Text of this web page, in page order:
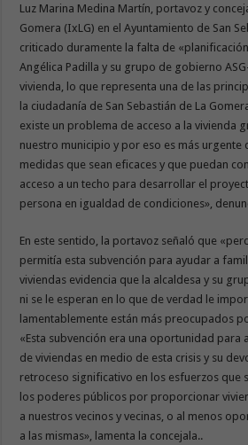
Luz Marina Medina Martín, portavoz y
Gomera (IxLG) en el Ayuntamiento de San
criticado duramente la falta de
Angélica Padilla y su grupo de gobierno
vivienda, lo que representa una de las
la ciudadanía de San Sebastián de La
existe un problema de acceso a la vivienda
nuestro municipio y por eso es más urgente
medidas que sean eficaces y que puedan
acceso a un techo para desarrollar el
persona en igualdad de condiciones»,
En este sentido, la portavoz señaló que
permitía esta subvención para ayudar a
viviendas evidencia que la alcaldesa y su
ni se le esperan en lo que de verdad le
lamentablemente están más preocupados
«Esta subvención era una oportunidad para
de viviendas en medio de esta crisis y su
retroceso significativo en los esfuerzos que
los poderes públicos por proporcionar
a nuestros vecinos y vecinas, o al menos
a las mismas», lamenta la concejala..